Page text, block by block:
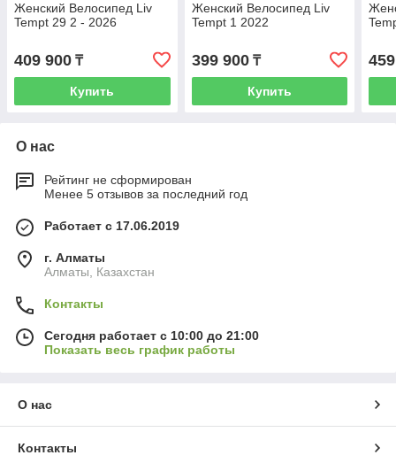
Женский Велосипед Liv
Tempt 29 2 - 2026
409 900 ₸
Купить
Женский Велосипед Liv
Tempt 1 2022
399 900₸
Купить
О нас
Рейтинг не сформирован
Менее 5 отзывов за последний год
Работает с 17.06.2019
г. Алматы
Алматы, Казахстан
Контакты
Сегодня работает с 10:00 до 21:00
Показать весь график работы
О нас
Контакты